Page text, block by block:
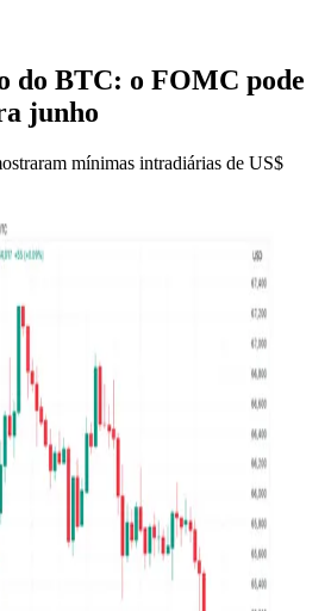
do BTC: o FOMC pode
junho
mínimas intradiárias de US$